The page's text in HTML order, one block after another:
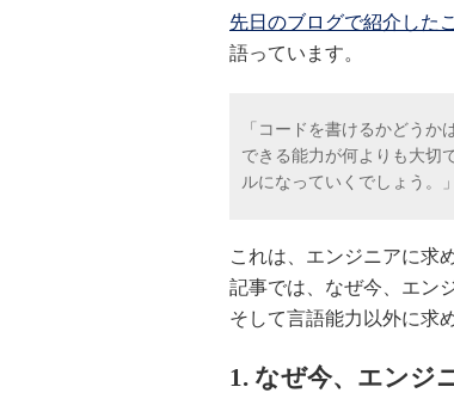
先日のブログで紹介した
語っています。
「コードを書けるかどう
できる能力が何よりも大切
ルになっていくでしょう。」
これは、エンジニアに求
記事では、なぜ今、エン
そして言語能力以外に求
1. なぜ今、エンジ